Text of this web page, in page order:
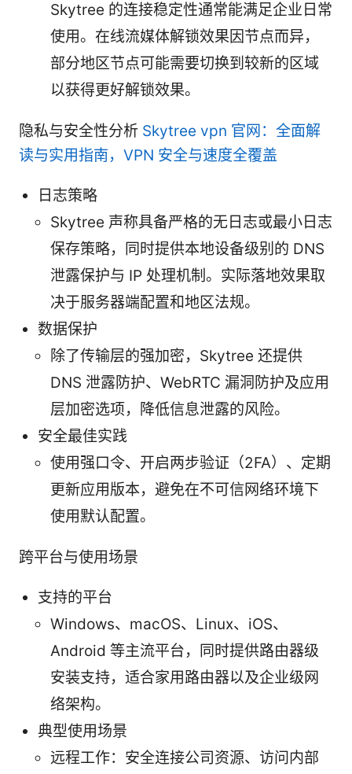
Skytree 的连接稳定性通常能满足企业日常
使用。在线流媒体解锁效果因节点而异，
部分地区节点可能需要切换到较新的区域
以获得更好解锁效果。
隐私与安全性分析 Skytree vpn 官网：全面解
读与实用指南，VPN 安全与速度全覆盖
日志策略
Skytree 声称具备严格的无日志或最小日志
保存策略，同时提供本地设备级别的 DNS
泄露保护与 IP 处理机制。实际落地效果取
决于服务器端配置和地区法规。
数据保护
除了传输层的强加密，Skytree 还提供
DNS 泄露防护、WebRTC 漏洞防护及应用
层加密选项，降低信息泄露的风险。
安全最佳实践
使用强口令、开启两步验证（2FA）、定期
更新应用版本，避免在不可信网络环境下
使用默认配置。
跨平台与使用场景
支持的平台
Windows、macOS、Linux、iOS、
Android 等主流平台，同时提供路由器级
安装支持，适合家用路由器以及企业级网
络架构。
典型使用场景
远程工作：安全连接公司资源、访问内部